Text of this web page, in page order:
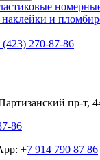
и
(423) 270-87-86
пр-т,
86
+7 914 790 87 86